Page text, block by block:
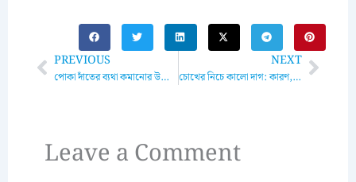
Prev
PREVIOUS
পোকা দাঁতের ব্যথা কমানোর উপায়: ঘরোয়া প্রতিকার ও সমাধান
NEXT
চোখের নিচে কালো দাগ: কারণ, প্রতিকার এবং সমাধানNext
Leave a Comment